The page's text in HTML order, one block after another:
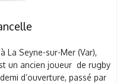
La Seyne-sur-Mer (Var),
un ancien joueur de rugby
d’ouverture, passé par